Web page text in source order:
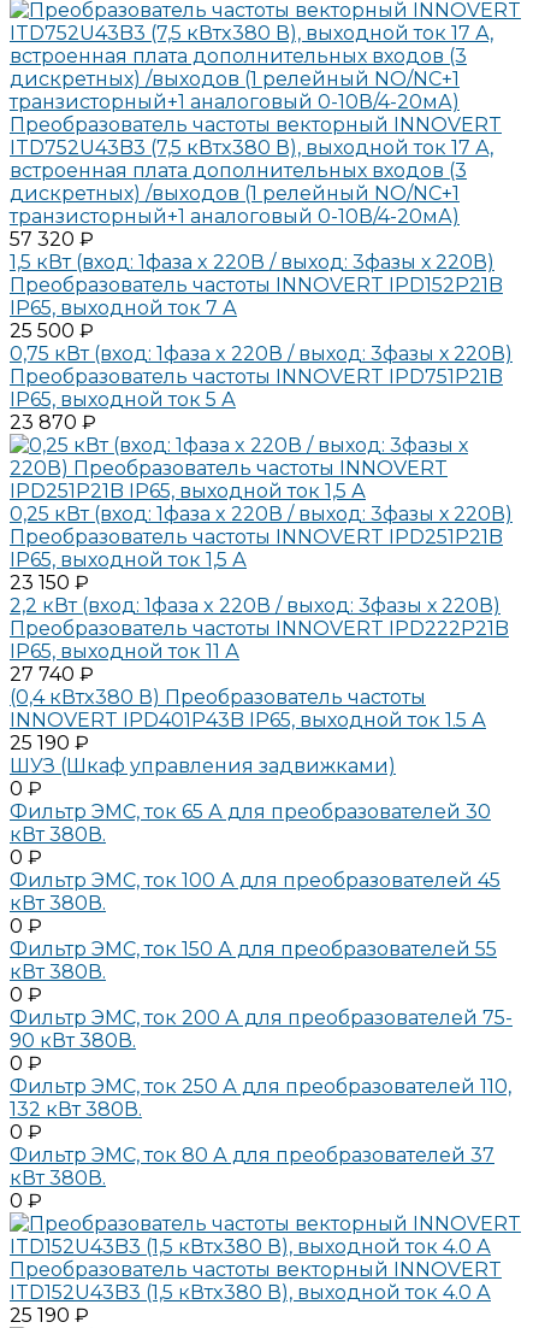
Преобразователь частоты векторный INNOVERT
ITD752U43B3 (7,5 кВтx380 В), выходной ток 17 А,
встроенная плата дополнительных входов (3
дискретных) /выходов (1 релейный NO/NC+1
транзисторный+1 аналоговый 0-10В/4-20мА)
57 320 ₽
1,5 кВт (вход: 1фаза x 220В / выход: 3фазы х 220В)
Преобразователь частоты INNOVERT IPD152P21B
IP65, выходной ток 7 А
25 500 ₽
0,75 кВт (вход: 1фаза x 220В / выход: 3фазы х 220В)
Преобразователь частоты INNOVERT IPD751P21B
IP65, выходной ток 5 А
23 870 ₽
0,25 кВт (вход: 1фаза x 220В / выход: 3фазы х 220В)
Преобразователь частоты INNOVERT IPD251P21B
IP65, выходной ток 1,5 А
23 150 ₽
2,2 кВт (вход: 1фаза x 220В / выход: 3фазы х 220В)
Преобразователь частоты INNOVERT IPD222P21B
IP65, выходной ток 11 А
27 740 ₽
(0,4 кВтx380 В) Преобразователь частоты
INNOVERT IPD401P43B IP65, выходной ток 1.5 А
25 190 ₽
ШУЗ (Шкаф управления задвижками)
0 ₽
Фильтр ЭМС, ток 65 А для преобразователей 30
кВт 380В.
0 ₽
Фильтр ЭМС, ток 100 А для преобразователей 45
кВт 380В.
0 ₽
Фильтр ЭМС, ток 150 А для преобразователей 55
кВт 380В.
0 ₽
Фильтр ЭМС, ток 200 А для преобразователей 75-
90 кВт 380В.
0 ₽
Фильтр ЭМС, ток 250 А для преобразователей 110,
132 кВт 380В.
0 ₽
Фильтр ЭМС, ток 80 А для преобразователей 37
кВт 380В.
0 ₽
Преобразователь частоты векторный INNOVERT
ITD152U43B3 (1,5 кВтx380 В), выходной ток 4.0 А
25 190 ₽